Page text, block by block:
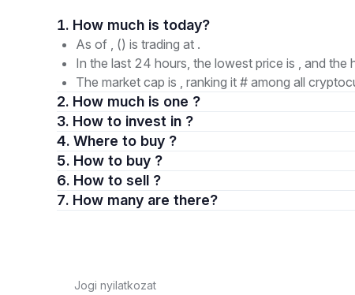
1. How much is today?
As of , () is trading at .
In the last 24 hours, the lowest price is , and the
The market cap is , ranking it # among all
2. How much is one ?
3. How to invest in ?
4. Where to buy ?
5. How to buy ?
6. How to sell ?
7. How many are there?
Jogi nyilatkozat